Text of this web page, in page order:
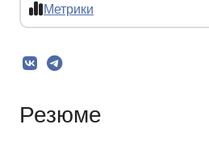
Метрики
Резюме